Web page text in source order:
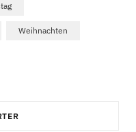
Weihnachten